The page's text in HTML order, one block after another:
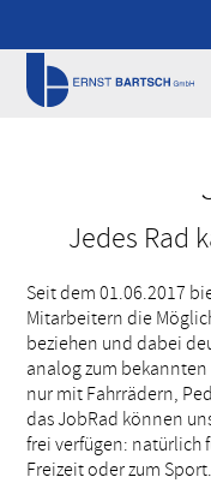
Home>
Jedes Rad
Seit dem 01.06.2017
Mitarbeitern die
beziehen und dabei
analog zum
nur mit Fahrrädern,
das JobRad können
frei verfügen: natürlich
Freizeit oder zum Sport.